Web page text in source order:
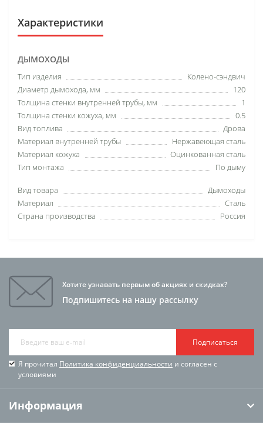
Характеристики
ДЫМОХОДЫ
Тип изделия
Колено-сэндвич
Диаметр дымохода, мм
120
Толщина стенки внутренней трубы, мм
1
Толщина стенки кожуха, мм
0.5
Вид топлива
Дрова
Материал внутренней трубы
Нержавеющая сталь
Материал кожуха
Оцинкованная сталь
Тип монтажа
По дыму
Вид товара
Дымоходы
Материал
Сталь
Страна производства
Россия
Хотите узнавать первым об акциях и скидках?
Подпишитесь на нашу рассылку
Подписаться
Я прочитал Политика конфиденциальности и согласен с
условиями
Информация